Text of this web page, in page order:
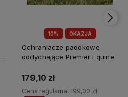
10% OKAZJA
Ochraniacze padokowe
oddychające Premier Equine
179,10 zł
Cena regularna: 199,00 zł